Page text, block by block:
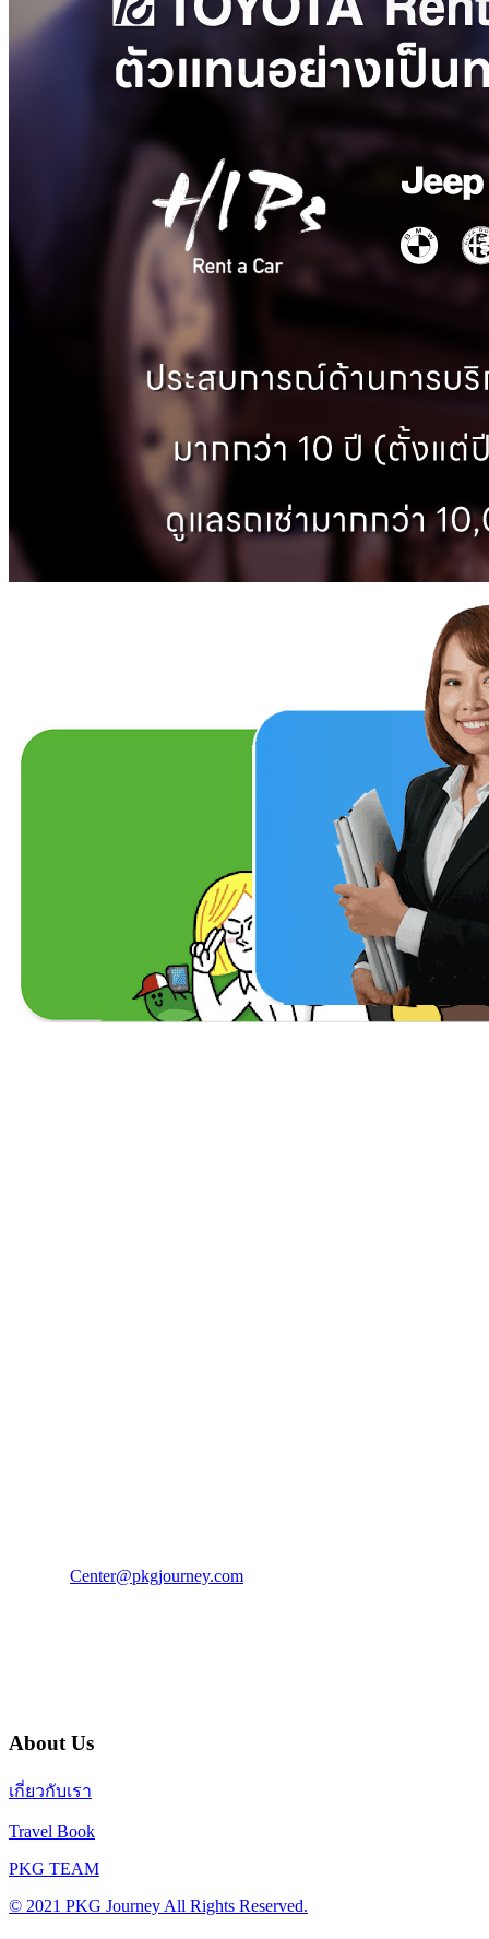
Center@pkgjourney.com
About Us
เกี่ยวกับเรา
Travel Book
PKG TEAM
© 2021 PKG Journey All Rights Reserved.